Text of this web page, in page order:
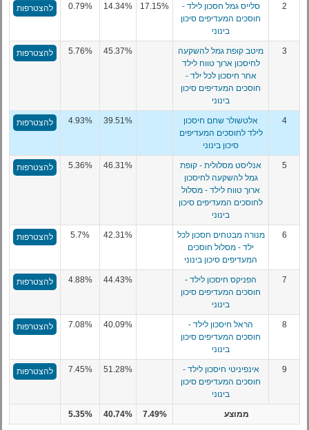
2
סלייס גמל חסכון לילד -
חוסכים המעדיפים סיכון
בינוני
17.15%
14.34%
0.79% להצטרפות
3
מיטב קופת גמל להשקעה
לחיסכון ארוך טווח לילד
אחר חיסכון לכל ילד -
חוסכים המעדיפים סיכון
בינוני
45.37%
5.76% להצטרפות
4
אלטשולר שחם חיסכון
לילד לחוסכים המעדיפים
סיכון בינוני
39.51%
4.93% להצטרפות
5
אנליסט מסלולית - קופת
גמל להשקעה לחיסכון
ארוך טווח לילד - מסלול
לחוסכים המעדיפים סיכון
בינוני
46.31%
5.36% להצטרפות
6
מנורה מבטחים חסכון לכל
ילד - מסלול חוסכים
המעדיפים סיכון בינוני
42.31%
5.7% להצטרפות
7
הפניקס חיסכון לילד -
חוסכים המעדיפים סיכון
בינוני
44.43%
4.88% להצטרפות
8
הראל חיסכון לילד -
חוסכים המעדיפים סיכון
בינוני
40.09%
7.08% להצטרפות
9
אינפיניטי חיסכון לילד -
חוסכים המעדיפים סיכון
בינוני
51.28%
7.45% להצטרפות
ממוצע 7.49%
40.74%
5.35%